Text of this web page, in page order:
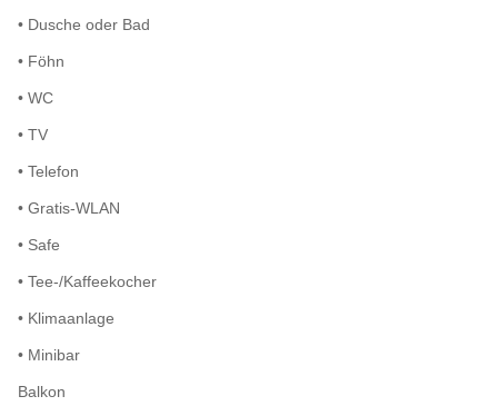
• Dusche oder Bad
• Föhn
• WC
• TV
• Telefon
• Gratis-WLAN
• Safe
• Tee-/Kaffeekocher
• Klimaanlage
• Minibar
Balkon